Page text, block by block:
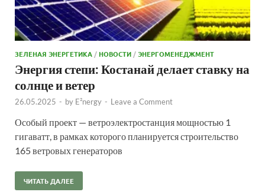
ЗЕЛЕНАЯ ЭНЕРГЕТИКА /НОВОСТИ /ЭНЕРГОМЕНЕДЖМЕНТ
Энергия степи: Костанай делает ставку на
солнце и ветер
26.05.2025 - by E²nergy - Leave a Comment
Особый проект — ветроэлектростанция мощностью 1
гигаватт, в рамках которого планируется строительство
165 ветровых генераторов
ЧИТАТЬ ДАЛЕЕ